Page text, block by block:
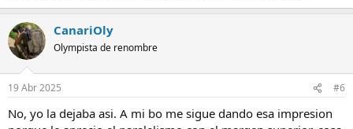
CanariOly
Olympista de renombre
19 Abr 2025 #6
No, yo la dejaba asi. A mi bo me sigue dando esa impresion